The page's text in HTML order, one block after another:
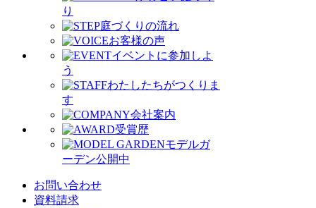
り
庭づくりの流れ
お客様の声
イベントに参加しよ
う
わたしたちがつくりま
す
会社案内
受賞歴
モデルガ
ーデン公開中
お問い合わせ
資料請求